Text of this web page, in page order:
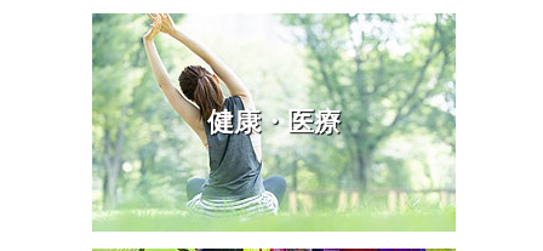
健康・医療